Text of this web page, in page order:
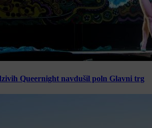
Queernight navdušil poln Glavni trg